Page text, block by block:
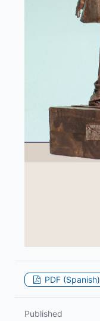
PDF (Spanish)
Published